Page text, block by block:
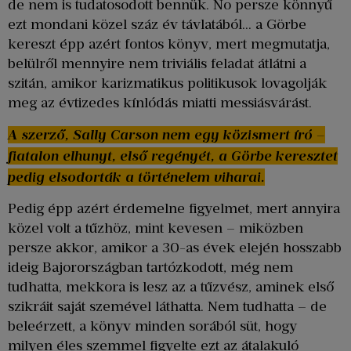
de nem is tudatosodott bennük. No persze könnyű
ezt mondani közel száz év távlatából… a Görbe
kereszt épp azért fontos könyv, mert megmutatja,
belülről mennyire nem triviális feladat átlátni a
szitán, amikor karizmatikus politikusok lovagolják
meg az évtizedes kínlódás miatti messiásvárást.
A szerző, Sally Carson nem egy közismert író –
fiatalon elhunyt, első regényét, a Görbe keresztet
pedig elsodorták a történelem viharai.
Pedig épp azért érdemelne figyelmet, mert annyira
közel volt a tűzhöz, mint kevesen – miközben
persze akkor, amikor a 30-as évek elején hosszabb
ideig Bajorországban tartózkodott, még nem
tudhatta, mekkora is lesz az a tűzvész, aminek első
szikráit saját szemével láthatta. Nem tudhatta – de
beleérzett, a könyv minden sorából süt, hogy
milyen éles szemmel figyelte ezt az átalakuló